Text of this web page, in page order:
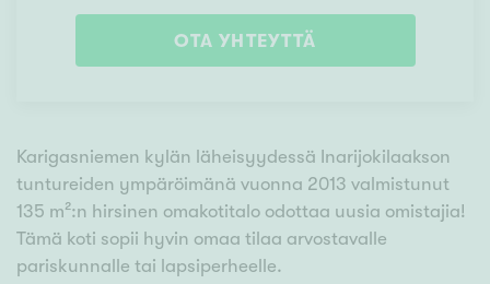
OTA YHTEYTTÄ
Karigasniemen kylän läheisyydessä Inarijokilaakson
tuntureiden ympäröimänä vuonna 2013 valmistunut
135 m²:n hirsinen omakotitalo odottaa uusia omistajia!
Tämä koti sopii hyvin omaa tilaa arvostavalle
pariskunnalle tai lapsiperheelle.